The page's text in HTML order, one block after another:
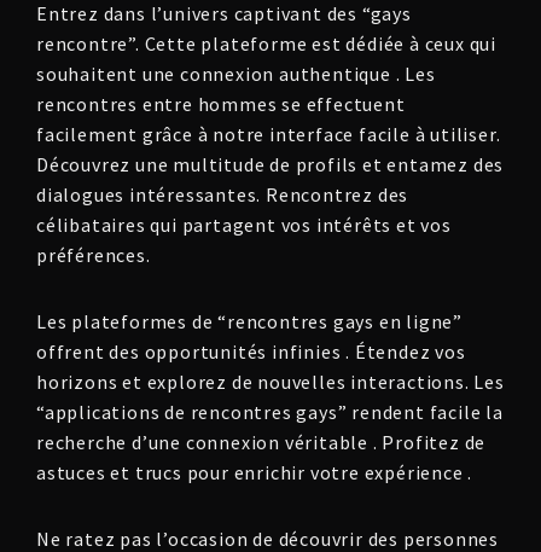
Entrez dans l’univers captivant des “gays
rencontre”. Cette plateforme est dédiée à ceux qui
souhaitent une connexion authentique . Les
rencontres entre hommes se effectuent
facilement grâce à notre interface facile à utiliser.
Découvrez une multitude de profils et entamez des
dialogues intéressantes. Rencontrez des
célibataires qui partagent vos intérêts et vos
préférences.
Les plateformes de “rencontres gays en ligne”
offrent des opportunités infinies . Étendez vos
horizons et explorez de nouvelles interactions. Les
“applications de rencontres gays” rendent facile la
recherche d’une connexion véritable . Profitez de
astuces et trucs pour enrichir votre expérience .
Ne ratez pas l’occasion de découvrir des personnes